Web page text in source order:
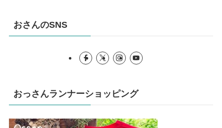
おさんのSNS
おっさんランナーショッピング